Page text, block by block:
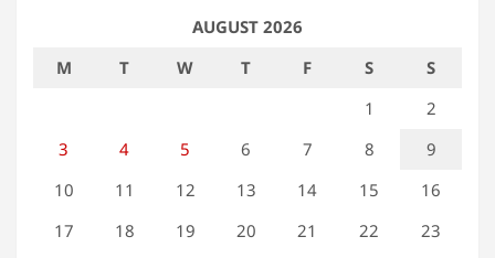
AUGUST 2026
M
T W T F S
S
1
2
3
4 5 6 7 8
9
10
11 12 13 14 15
16
17
18 19 20 21 22
23